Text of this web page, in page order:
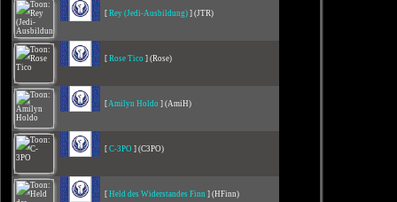
[ Rey (Jedi-Ausbildung) ] (JTR)
[ Rose Tico ] (Rose)
[Amilyn Holdo ] (AmiH)
[ C-3PO ] (C3PO)
[ Held des Widerstandes Finn ] (HFinn)